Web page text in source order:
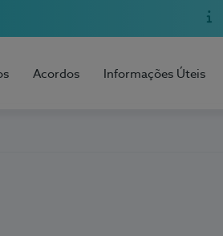
Acordos Informações Úteis